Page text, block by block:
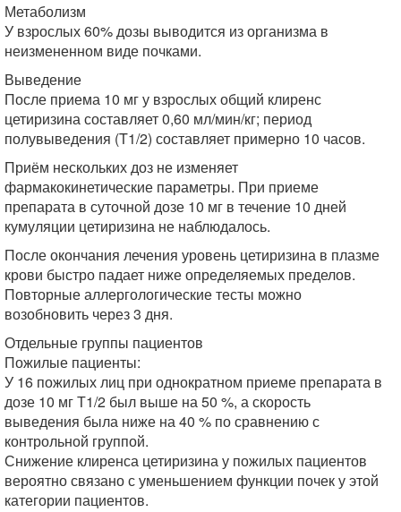
Метаболизм
У взрослых 60% дозы выводится из организма в
неизмененном виде почками.
Выведение
После приема 10 мг у взрослых общий клиренс
цетиризина составляет 0,60 мл/мин/кг; период
полувыведения (T1/2) составляет примерно 10 часов.
Приём нескольких доз не изменяет
фармакокинетические параметры. При приеме
препарата в суточной дозе 10 мг в течение 10 дней
кумуляции цетиризина не наблюдалось.
После окончания лечения уровень цетиризина в плазме
крови быстро падает ниже определяемых пределов.
Повторные аллергологические тесты можно
возобновить через 3 дня.
Отдельные группы пациентов
Пожилые пациенты:
У 16 пожилых лиц при однократном приеме препарата в
дозе 10 мг Т1/2 был выше на 50 %, а скорость
выведения была ниже на 40 % по сравнению с
контрольной группой.
Снижение клиренса цетиризина у пожилых пациентов
вероятно связано с уменьшением функции почек у этой
категории пациентов.